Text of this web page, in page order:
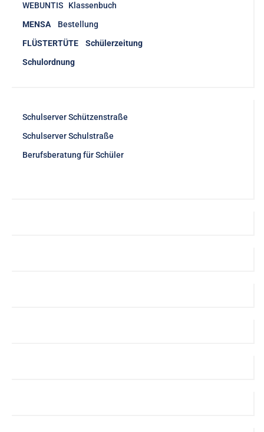
WEBUNTIS Klassenbuch
MENSA Bestellung
FLÜSTERTÜTE Schülerzeitung
Schulordnung
Schulserver Schützenstraße
Schulserver Schulstraße
Berufsberatung für Schüler